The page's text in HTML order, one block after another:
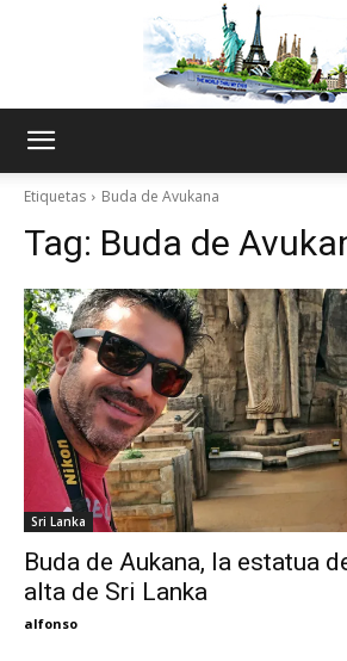
Thru
My
Etiquetas Buda de Avukana
Tag: Buda de
Sri Lanka
Buda de Aukana, la estatua
alta de Sri Lanka
alfonso